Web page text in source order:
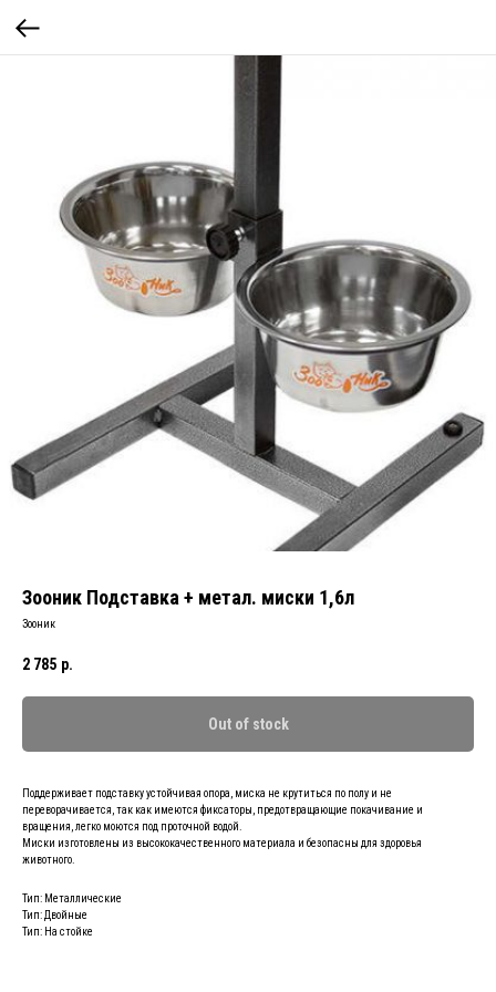
Зооник Подставка + метал. миски 1,6л
Зооник
2 785 р.
Out of stock
Поддерживает подставку устойчивая опора, миска не крутиться по полу и не
переворачивается, так как имеются фиксаторы, предотвращающие покачивание и
вращения, легко моются под проточной водой.
Миски изготовлены из высококачественного материала и безопасны для здоровья
животного.
Тип: Металлические
Тип: Двойные
Тип: На стойке